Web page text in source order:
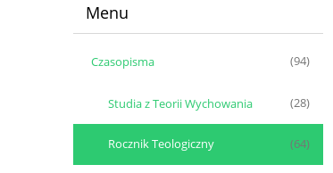
Menu
Czasopisma (94)
Studia z Teorii Wychowania (28)
Rocznik Teologiczny (64)